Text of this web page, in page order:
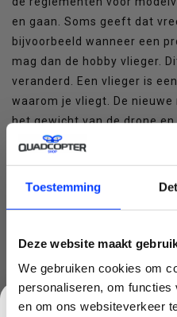
Toestemming
Deze website maakt
We gebruiken cookies om
personaliseren, om
en om ons websiteverkeer
en gaan. Soms geeft dat
bijvoorbeeld wanneer een
mag dan de hobby vlieger.
veranderd. Een vlieger is
waarom je vliegt. De
het gewicht van de drone
van de vlucht(en) die je wilt
al, hoe meer risico in de